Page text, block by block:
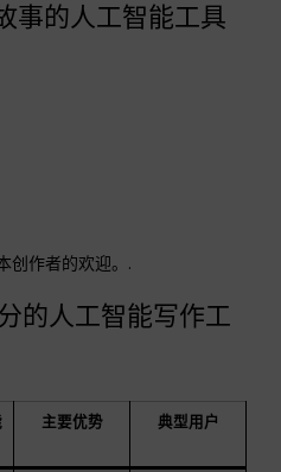
事的人工智能工具
创作者的欢迎。.
的人工智能写作工
主要优势 典型用户